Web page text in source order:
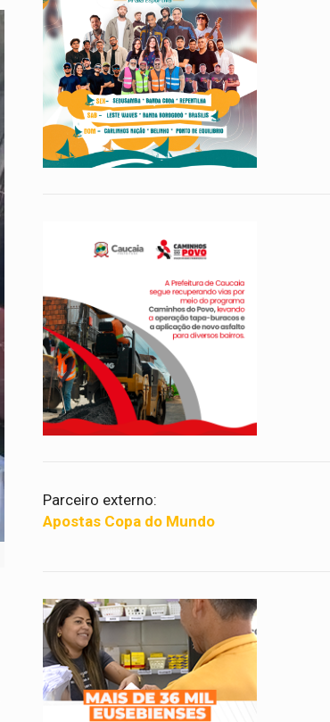
Parceiro externo:
Apostas Copa do Mundo